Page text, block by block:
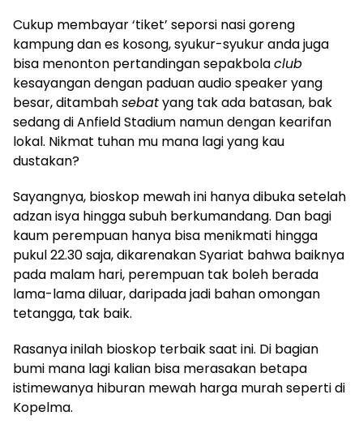
Cukup membayar ‘tiket’ seporsi nasi goreng
kampung dan es kosong, syukur-syukur anda juga
bisa menonton pertandingan sepakbolaclub
kesayangan dengan paduan audio speaker yang
besar, ditambahsebatyang tak ada batasan, bak
sedang di Anfield Stadium namun dengan kearifan
lokal. Nikmat tuhan mu mana lagi yang kau
dustakan?
Sayangnya, bioskop mewah ini hanya dibuka setelah
adzan isya hingga subuh berkumandang. Dan bagi
kaum perempuan hanya bisa menikmati hingga
pukul 22.30 saja, dikarenakan Syariat bahwa baiknya
pada malam hari, perempuan tak boleh berada
lama-lama diluar, daripada jadi bahan omongan
tetangga, tak baik.
Rasanya inilah bioskop terbaik saat ini. Di bagian
bumi mana lagi kalian bisa merasakan betapa
istimewanya hiburan mewah harga murah seperti di
Kopelma.